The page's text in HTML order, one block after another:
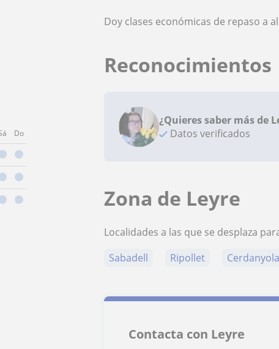
Do
Doy clases económicas de repaso a
Reconocimientos
¿Quieres saber más de
Datos verificados
Zona de Leyre
Localidades a las que se desplaza
Sabadell
Ripollet
Contacta con Leyre